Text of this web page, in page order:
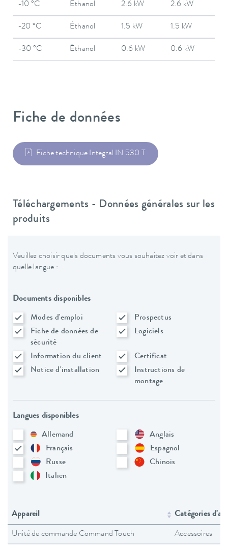
-10 °C Éthanol 2.6 kW 2.6 kW
-20 °C Éthanol 1.5 kW 1.5 kW
-30 °C Éthanol 0.6 kW 0.6 kW
Fiche de données
Fiche technique Integral IN 530 T
Téléchargements - Données générales sur les
produits
Veuillez choisir quels documents vous souhaitez voir et dans
quelle langue :
Documents disponibles
Modes d'emploi
Prospectus
Fiche de données de
sécurité
Logiciels
Information du client
Certificat
Notice d'installation
Instructions de
montage
Langues disponibles
Allemand
Anglais
Français
Espagnol
Russe
Chinois
Italien
Appareil Catégories
Unité de commande Command Touch Accessoires